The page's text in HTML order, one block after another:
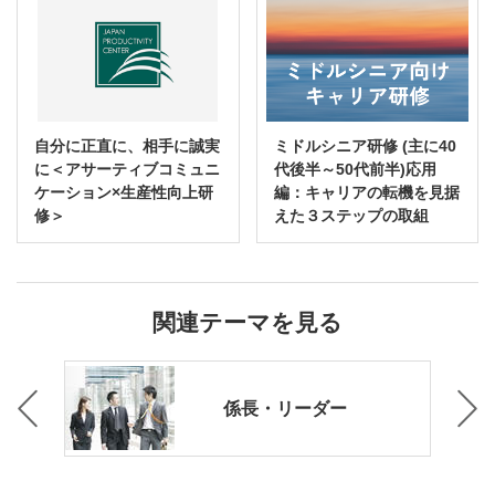
自分に正直に、相手に誠実
に＜アサーティブコミュニ
ケーション×生産性向上研
修＞
ミドルシニア研修 (主に40
代後半～50代前半)応用
編：キャリアの転機を見据
えた３ステップの取組
関連テーマを見る
グ 係長・リーダー